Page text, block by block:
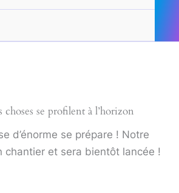
choses se profilent à l’horizon
d’énorme se prépare ! Notre
chantier et sera bientôt lancée !